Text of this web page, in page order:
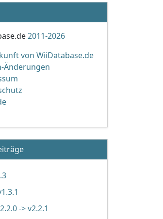
2011-2026
von WiiDatabase.de
Änderungen
-> v2.2.1